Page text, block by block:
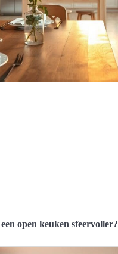
open keuken sfeervoller?